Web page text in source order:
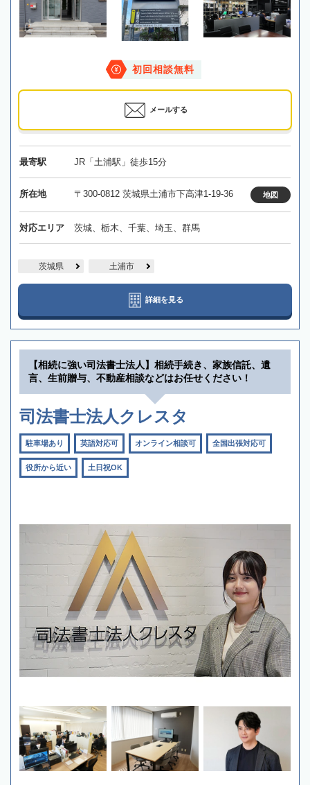
初回相談無料
メールする
最寄駅 JR「土浦駅」徒歩15分
所在地 〒300-0812 茨城県土浦市下高津1-19-36 地図
対応エリア 茨城、栃木、千葉、埼玉、群馬
茨城県 土浦市
詳細を見る
【相続に強い司法書士法人】相続手続き、家族信託、遺
言、生前贈与、不動産相談などはお任せください！
司法書士法人クレスタ
駐車場あり 英語対応可 オンライン相談可 全国出張対応可
役所から近い 土日祝OK